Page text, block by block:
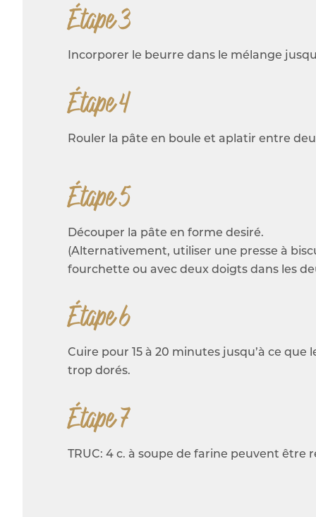
Étape 3
Incorporer le beurre dans le mélange
Étape 4
Rouler la pâte en boule et aplatir entre
Étape 5
Découper la pâte en forme desiré.
(Alternativement, utiliser une presse à
fourchette ou avec deux doigts dans les
Étape 6
Cuire pour 15 à 20 minutes jusqu’à ce
trop dorés.
Étape 7
TRUC: 4 c. à soupe de farine peuvent